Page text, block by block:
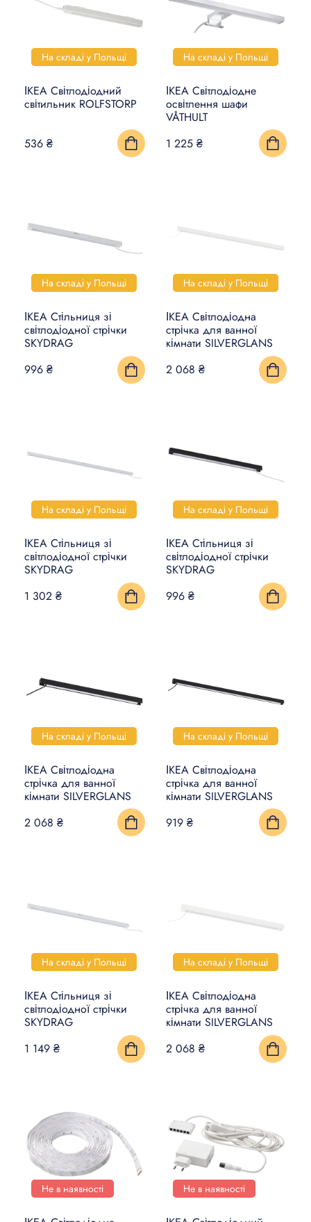
На складі у Польщі
ІКЕА Світлодіодний
світильник ROLFSTORP
536 ₴
На складі у Польщі
ІКЕА Світлодіодне
освітлення шафи
VÅTHULT
1 225 ₴
На складі у Польщі
ІКЕА Стільниця зі
світлодіодної стрічки
SKYDRAG
996 ₴
На складі у Польщі
ІКЕА Світлодіодна
стрічка для ванної
кімнати SILVERGLANS
2 068 ₴
На складі у Польщі
ІКЕА Стільниця зі
світлодіодної стрічки
SKYDRAG
1 302 ₴
На складі у Польщі
ІКЕА Стільниця зі
світлодіодної стрічки
SKYDRAG
996 ₴
На складі у Польщі
ІКЕА Світлодіодна
стрічка для ванної
кімнати SILVERGLANS
2 068 ₴
На складі у Польщі
ІКЕА Світлодіодна
стрічка для ванної
кімнати SILVERGLANS
919 ₴
На складі у Польщі
ІКЕА Стільниця зі
світлодіодної стрічки
SKYDRAG
1 149 ₴
На складі у Польщі
ІКЕА Світлодіодна
стрічка для ванної
кімнати SILVERGLANS
2 068 ₴
Не в наявності Не в наявності